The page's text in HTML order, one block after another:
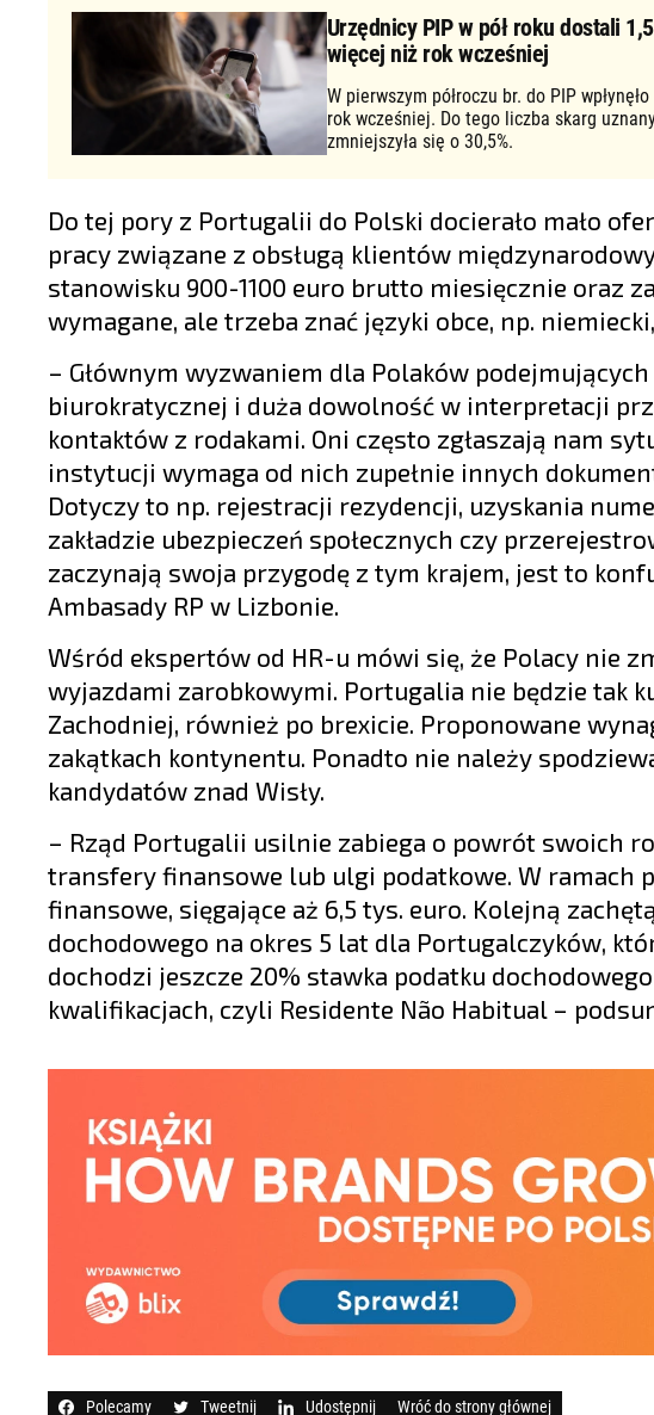
Urzędnicy PIP w pół roku dostali
więcej niż rok wcześniej
W pierwszym półroczu br. do PIP
rok wcześniej. Do tego liczba skarg
zmniejszyła się o 30,5%.
Do tej pory z Portugalii do Polski docierało mało
pracy związane z obsługą klientów
stanowisku 900-1100 euro brutto miesięcznie oraz
wymagane, ale trzeba znać języki obce, np.
– Głównym wyzwaniem dla Polaków
biurokratycznej i duża dowolność w interpretacji
kontaktów z rodakami. Oni często zgłaszają nam
instytucji wymaga od nich zupełnie innych
Dotyczy to np. rejestracji rezydencji, uzyskania
zakładzie ubezpieczeń społecznych czy
zaczynają swoja przygodę z tym krajem, jest to
Ambasady RP w Lizbonie.
Wśród ekspertów od HR-u mówi się, że Polacy nie
wyjazdami zarobkowymi. Portugalia nie będzie tak
Zachodniej, również po brexicie. Proponowane
zakątkach kontynentu. Ponadto nie należy
kandydatów znad Wisły.
– Rząd Portugalii usilnie zabiega o powrót swoich
transfery finansowe lub ulgi podatkowe. W ramach
finansowe, sięgające aż 6,5 tys. euro. Kolejną
dochodowego na okres 5 lat dla Portugalczyków,
dochodzi jeszcze 20% stawka podatku
kwalifikacjach, czyli Residente Não Habitual –
Polecamy Tweetnij Udostępnij Wróć do strony głównej